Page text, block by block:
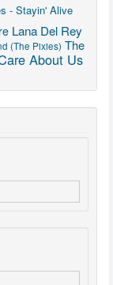
- Stayin' Alive
Lana Del Rey
(The Pixies) The
About Us